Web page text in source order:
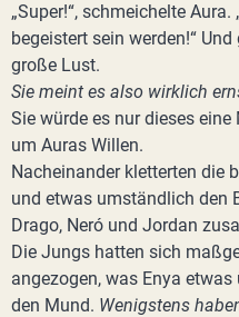
„Super!“, schmeichelte
begeistert sein werden!“
große Lust.
Sie meint es also wirklich
Sie würde es nur dieses
um Auras Willen.
Nacheinander kletterten die
und etwas umständlich den
Drago, Neró und Jordan
Die Jungs hatten sich
angezogen, was Enya
den Mund. Wenigstens